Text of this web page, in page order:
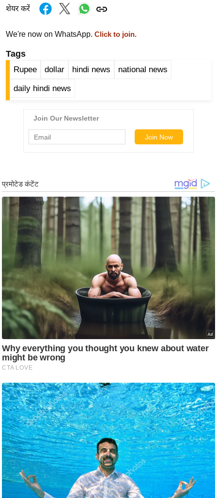
या
हि
ज
ग
त
ब्री
फ
म
नो
ज
ज
त
बॉ
ली
ड
हॉ
वु
ड
फि
ल्म
स
मी
क्षा
B
r
शेयर करें
We're now on WhatsApp. Click to join.
Tags
Rupee dollar hindi news national news
daily hindi news